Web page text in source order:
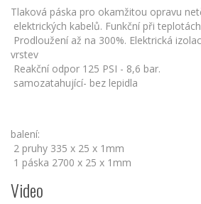
Tlaková páska pro okamžitou opravu
elektrických kabelů. Funkční při
Prodloužení až na 300%. Elektrická
vrstev
Reakční odpor 125 PSI - 8,6 bar.
samozatahující- bez lepidla
balení:
2 pruhy 335 x 25 x 1mm
1 páska 2700 x 25 x 1mm
Video